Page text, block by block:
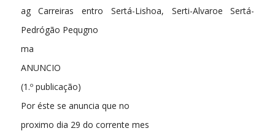
ag Carreiras entro Sertá-Lishoa, Serti-Alvaroe Sertá-
Pedrógão Pequgno
ma
ANUNCIO
(1.º publicação)
Por éste se anuncia que no
proximo dia 29 do corrente mes